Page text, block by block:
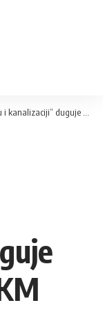
duguje više od 12.000 KM